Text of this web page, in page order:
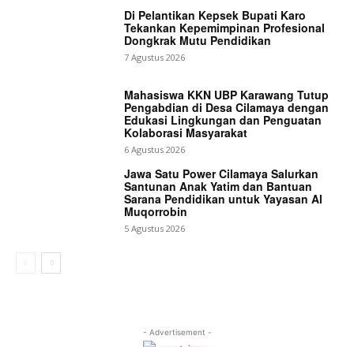
Di Pelantikan Kepsek Bupati Karo
Tekankan Kepemimpinan Profesional
Dongkrak Mutu Pendidikan
7 Agustus 2026
Mahasiswa KKN UBP Karawang Tutup
Pengabdian di Desa Cilamaya dengan
Edukasi Lingkungan dan Penguatan
Kolaborasi Masyarakat
6 Agustus 2026
Jawa Satu Power Cilamaya Salurkan
Santunan Anak Yatim dan Bantuan
Sarana Pendidikan untuk Yayasan Al
Muqorrobin
5 Agustus 2026
- Advertisement -